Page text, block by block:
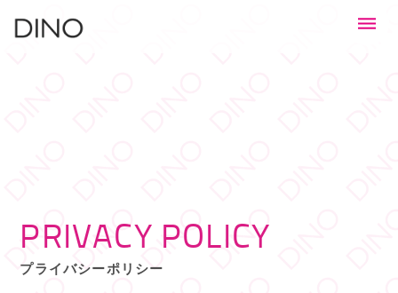
PRIVACY POLICY
プライバシーポリシー